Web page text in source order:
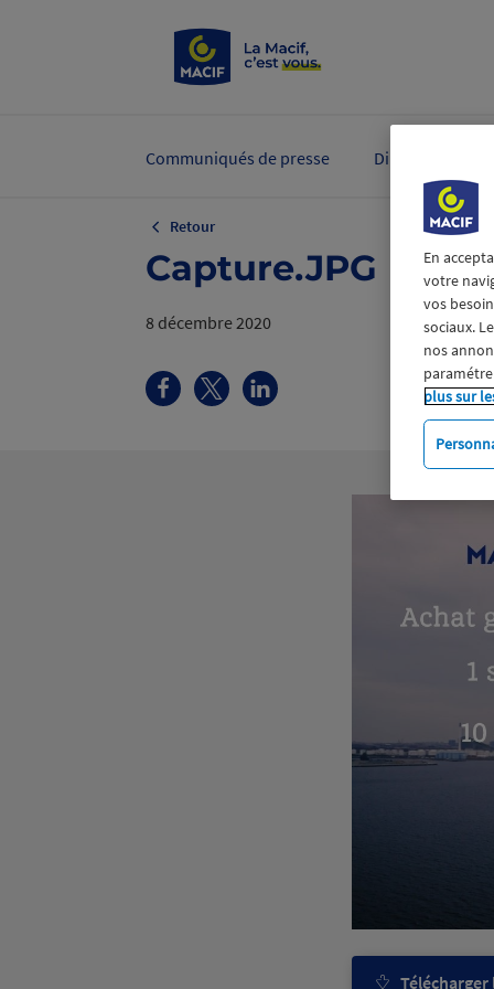
Communiqués de presse Dirigeants et
Retour
Capture.JPG
8 décembre 2020
Télécharger
En
votre
vos
sociaux.
nos
plus sur